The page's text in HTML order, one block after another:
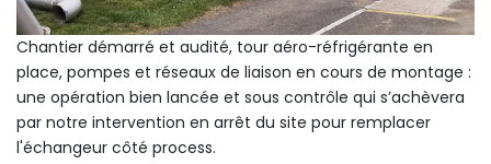
Chantier démarré et audité, tour aéro-réfrigérante en
place, pompes et réseaux de liaison en cours de montage :
une opération bien lancée et sous contrôle qui s’achèvera
par notre intervention en arrêt du site pour remplacer
l'échangeur côté process.